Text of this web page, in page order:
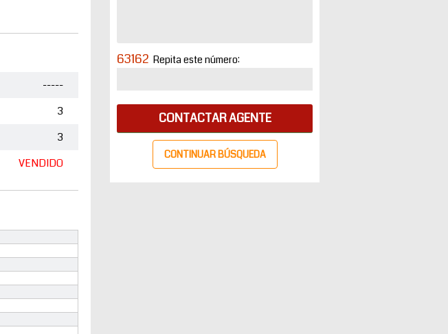
-----
3
3
VENDIDO
63162 Repita este número:
CONTACTAR AGENTE
CONTINUAR BÚSQUEDA